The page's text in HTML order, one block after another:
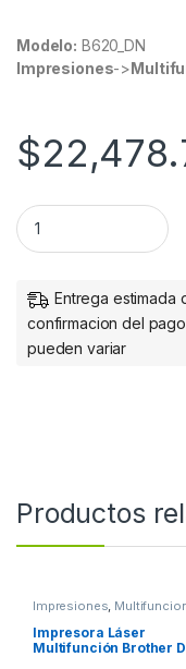
Modelo: B620_DN
Impresiones->
$
IMPRESORA
Entrega estimada
confirmacion del
pueden variar
Productos
Impresiones
Impresora Láser
Multifunción Brother